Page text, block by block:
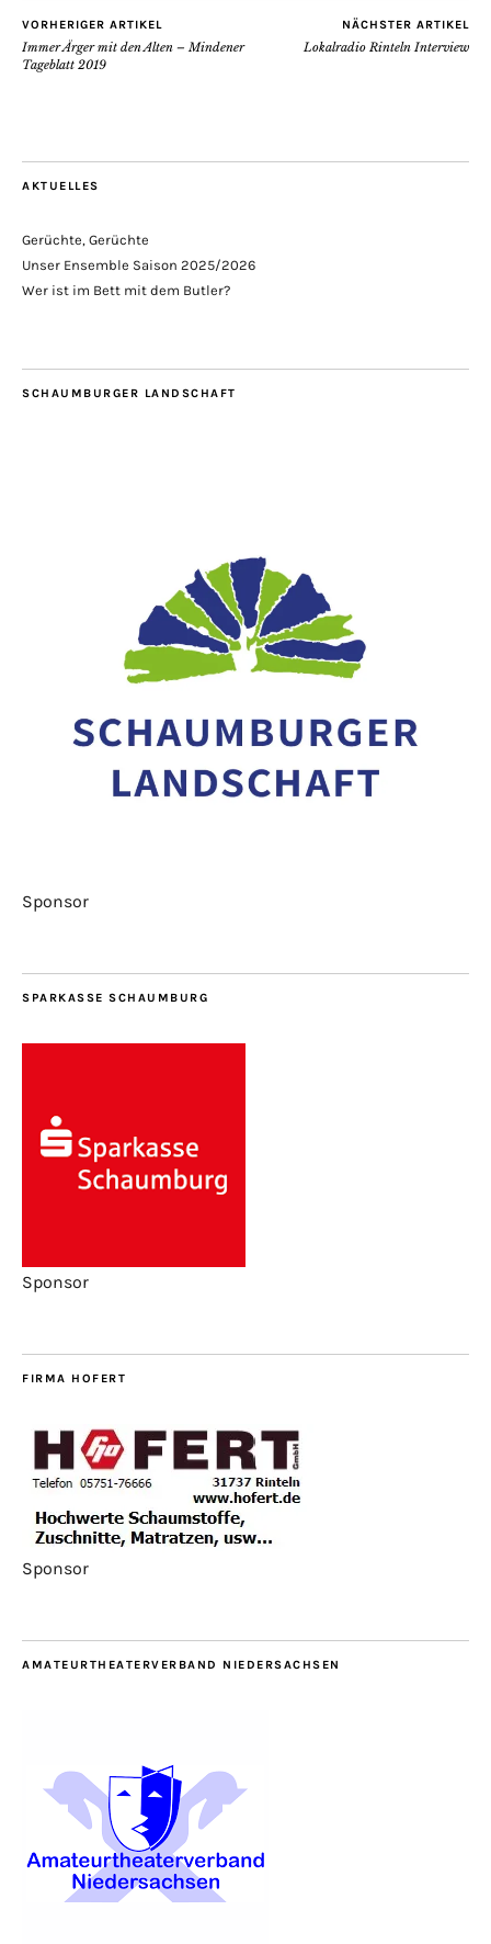
VORHERIGER ARTIKEL
Immer Ärger mit den Alten – Mindener
Tageblatt 2019
NÄCHSTER ARTIKEL
Lokalradio Rinteln Interview
AKTUELLES
Gerüchte, Gerüchte
Unser Ensemble Saison 2025/2026
Wer ist im Bett mit dem Butler?
SCHAUMBURGER LANDSCHAFT
Sponsor
SPARKASSE SCHAUMBURG
Sponsor
FIRMA HOFERT
Sponsor
AMATEURTHEATERVERBAND NIEDERSACHSEN